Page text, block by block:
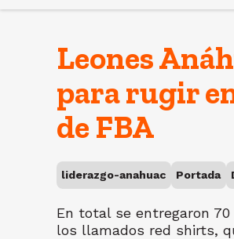
Leones
para rugir
de FBA
liderazgo-anahuac Portada
En total se entregaron
los llamados red shirts,